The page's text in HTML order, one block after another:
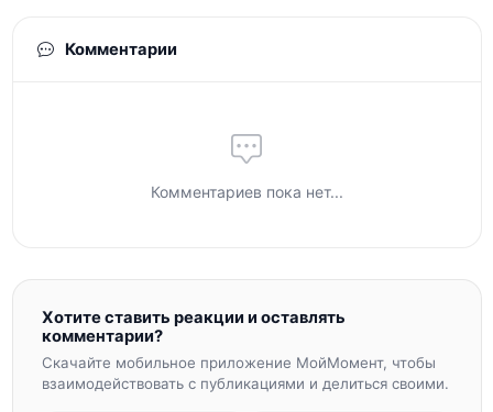
Комментарии
Комментариев пока нет...
Хотите ставить реакции и оставлять
комментарии?
Скачайте мобильное приложение МойМомент, чтобы
взаимодействовать с публикациями и делиться своими.